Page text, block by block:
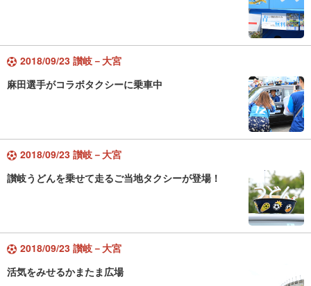
2018/09/23 讃岐－大宮
麻田選手がコラボタクシーに乗車中
2018/09/23 讃岐－大宮
讃岐うどんを乗せて走るご当地タクシーが登場！
2018/09/23 讃岐－大宮
活気をみせるかまたま広場